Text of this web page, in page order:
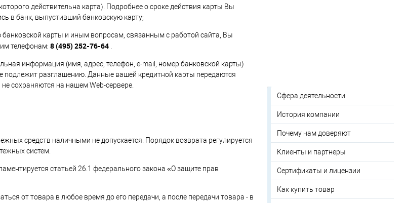
действительна карта). Подробнее о сроке действия карты Вы
в банк, выпустивший банковскую карту;
карты и иным вопросам, связанным с работой сайта, Вы
телефонам: 8 (495) 252-76-64 .
информация (имя, адрес, телефон, e-mail, номер банковской карты)
подлежит разглашению. Данные вашей кредитной карты передаются
сохраняются на нашем Web-сервере.
средств наличными не допускается. Порядок возврата регулируется
систем.
статьей 26.1 федерального закона «О защите прав
от товара в любое время до его передачи, а после передачи товара - в
Сфера деятельности
История компании
Почему нам доверяют
Клиенты и партнеры
Сертификаты и лицензии
Как купить товар